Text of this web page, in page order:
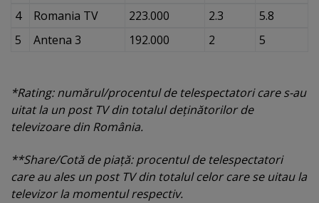
4
Romania TV 223.000 2.3
5.8
5
Antena 3 192.000 2 5
*Rating: numărul/procentul de telespectatori care s-au
uitat la un post TV din totalul deţinătorilor de
televizoare din România.
**Share/Cotă de piaţă: procentul de telespectatori
care au ales un post TV din totalul celor care se uitau la
televizor la momentul respectiv.